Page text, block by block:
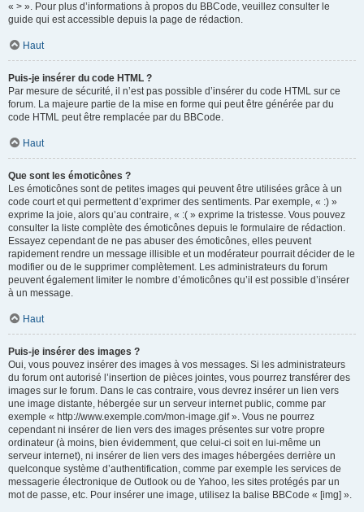
« > ». Pour plus d’informations à propos du BBCode, veuillez consulter le
guide qui est accessible depuis la page de rédaction.
Haut
Puis-je insérer du code HTML ?
Par mesure de sécurité, il n’est pas possible d’insérer du code HTML sur ce
forum. La majeure partie de la mise en forme qui peut être générée par du
code HTML peut être remplacée par du BBCode.
Haut
Que sont les émoticônes ?
Les émoticônes sont de petites images qui peuvent être utilisées grâce à un
code court et qui permettent d’exprimer des sentiments. Par exemple, « :) »
exprime la joie, alors qu’au contraire, « :( » exprime la tristesse. Vous pouvez
consulter la liste complète des émoticônes depuis le formulaire de rédaction.
Essayez cependant de ne pas abuser des émoticônes, elles peuvent
rapidement rendre un message illisible et un modérateur pourrait décider de le
modifier ou de le supprimer complètement. Les administrateurs du forum
peuvent également limiter le nombre d’émoticônes qu’il est possible d’insérer
à un message.
Haut
Puis-je insérer des images ?
Oui, vous pouvez insérer des images à vos messages. Si les administrateurs
du forum ont autorisé l’insertion de pièces jointes, vous pourrez transférer des
images sur le forum. Dans le cas contraire, vous devrez insérer un lien vers
une image distante, hébergée sur un serveur internet public, comme par
exemple « http://www.exemple.com/mon-image.gif ». Vous ne pourrez
cependant ni insérer de lien vers des images présentes sur votre propre
ordinateur (à moins, bien évidemment, que celui-ci soit en lui-même un
serveur internet), ni insérer de lien vers des images hébergées derrière un
quelconque système d’authentification, comme par exemple les services de
messagerie électronique de Outlook ou de Yahoo, les sites protégés par un
mot de passe, etc. Pour insérer une image, utilisez la balise BBCode « [img] ».